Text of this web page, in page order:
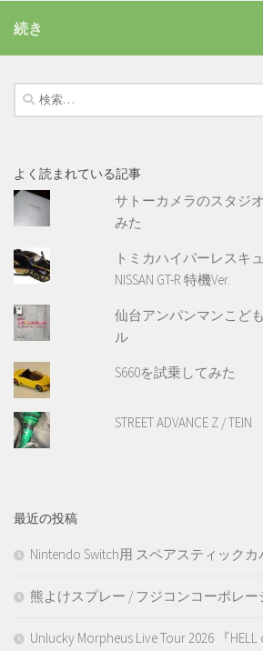
続き
検
索:
よく読まれている記事
サトーカメラのスタジ
みた
トミカハイパーレスキ
NISSAN GT-R 特機Ver.
仙台アンパンマンこど
ル
S660を試乗してみた
STREET ADVANCE Z / TEIN
最近の投稿
Nintendo Switch用 スペアスティックカ
熊よけスプレー / フジコンコーポレー
Unlucky Morpheus Live Tour 2026 『